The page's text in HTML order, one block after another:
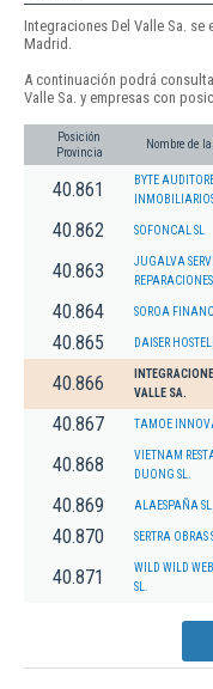
Integraciones Del Valle Sa. se
Madrid.
A continuación podrá
Valle Sa. y empresas con
Posición
Provincia
Nombre de
40.861
BYTE
40.862 SOFONCAL SL
40.863
JUGALVA
40.864 SOROA
40.865 DAISER
40.866
VALLE SA.
40.867 TAMOE
40.868
VIETNAM
DUONG SL.
40.869 ALAESPAÑA SL.
40.870 SERTRA OBRAS
40.871
WILD WILD
SL.